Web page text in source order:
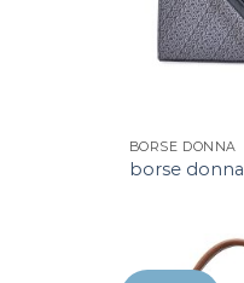
BORSE DONNA
borse donna